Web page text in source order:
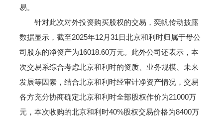
易。
针对此次对外投资购买股权的交易，奕帆传动披露
数据显示，截至2025年12月31日北京和利时归属于母公
司股东的净资产为16018.60万元。此外公司还表示，本
次交易系综合考虑北京和利时的资质、业务规模、未来
发展等因素，结合北京和利时经审计净资产情况，交易
各方充分协商确定北京和利时全部股权作价为21000万
元，本次收购的北京和利时40%股权交易价格为8400万